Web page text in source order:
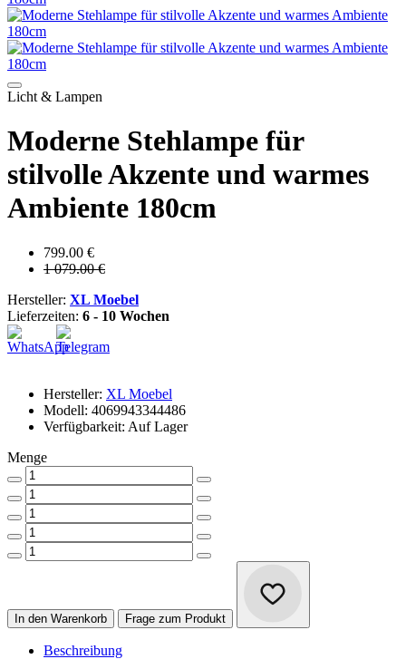
Licht & Lampen
Moderne Stehlampe für
stilvolle Akzente und warmes
Ambiente 180cm
799.00 €
1 079.00 €
Hersteller: XL Moebel
Lieferzeiten: 6 - 10 Wochen
Hersteller: XL Moebel
Modell: 4069943344486
Verfügbarkeit: Auf Lager
Menge
In den Warenkorb Frage zum Produkt
Beschreibung